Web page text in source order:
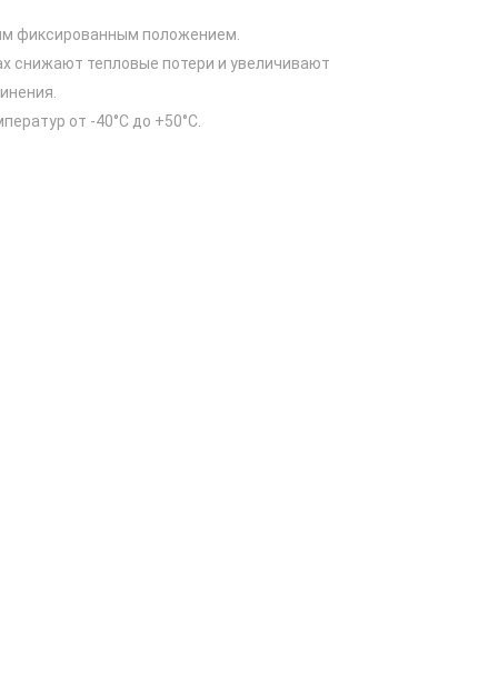
фиксированным положением.
снижают тепловые потери и увеличивают
от -40°С до +50°С.